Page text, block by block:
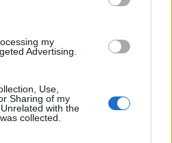
my
Advertising.
Use,
Sharing of my
with the
collected.